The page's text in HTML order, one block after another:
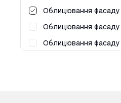
Облицювання фасаду
Облицювання фасаду
Облицювання фасаду